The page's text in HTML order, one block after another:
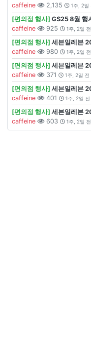
caffeine
2,135 1주, 2일
[편의점 행사] GS25 8월 행
caffeine
925 1주, 2일 전
[편의점 행사] 세븐일레븐
caffeine
980 1주, 2일 전
[편의점 행사] 세븐일레븐
caffeine
371 1주, 2일 전
[편의점 행사] 세븐일레븐
caffeine
401 1주, 2일 전
[편의점 행사] 세븐일레븐
caffeine
603 1주, 2일 전